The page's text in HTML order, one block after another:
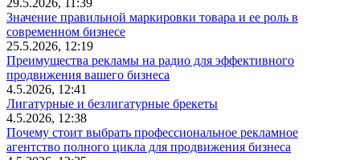
29.5.2026, 11:39
Значение правильной маркировки товара и ее роль в
современном бизнесе
25.5.2026, 12:19
Преимущества рекламы на радио для эффективного
продвижения вашего бизнеса
4.5.2026, 12:41
Лигатурные и безлигатурные брекеты
4.5.2026, 12:38
Почему стоит выбрать профессиональное рекламное
агентство полного цикла для продвижения бизнеса